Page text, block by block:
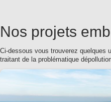
Nos projets
Ci-dessous vous trouverez quelques
traitant de la problématique